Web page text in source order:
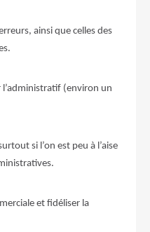
ainsi que celles des
(environ un
si l’on est peu à l’aise
et fidéliser la